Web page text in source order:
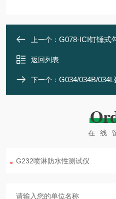
上一个： G078-ICI钉锤式
返回列表
下一个： G034/034B/
在线